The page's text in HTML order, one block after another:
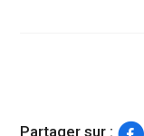
Partager sur :